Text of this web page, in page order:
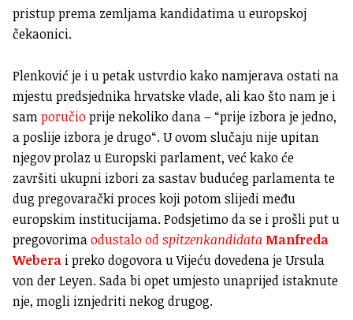
pristup prema zemljama kandidatima u europskoj
čekaonici.
Plenković je i u petak ustvrdio kako namjerava ostati na
mjestu predsjednika hrvatske vlade, ali kao što nam je i
samporučioprije nekoliko dana – “prije izbora je jedno,
a poslije izbora je drugo“. U ovom slučaju nije upitan
njegov prolaz u Europski parlament, već kako će
završiti ukupni izbori za sastav budućeg parlamenta te
dug pregovarački proces koji potom slijedi među
europskim institucijama. Podsjetimo da se i prošli put u
pregovorimaodustalo od spitzenkandidata Manfreda
Webera i preko dogovora u Vijeću dovedena je Ursula
von der Leyen. Sada bi opet umjesto unaprijed istaknute
nje, mogli iznjedriti nekog drugog.